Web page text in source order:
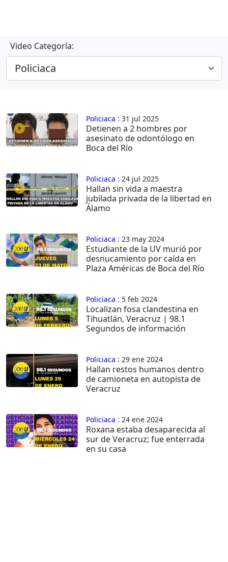
Video Categoría:
Policiaca : 31 jul 2025
Detienen a 2 hombres por
asesinato de odontólogo en
Boca del Río
Policiaca : 24 jul 2025
Hallan sin vida a maestra
jubilada privada de la libertad en
Álamo
Policiaca : 23 may 2024
Estudiante de la UV murió por
desnucamiento por caída en
Plaza Américas de Boca del Río
Policiaca : 5 feb 2024
Localizan fosa clandestina en
Tihuatlán, Veracruz | 98.1
Segundos de información
Policiaca : 29 ene 2024
Hallan restos humanos dentro
de camioneta en autopista de
Veracruz
Policiaca : 24 ene 2024
Roxana estaba desaparecida al
sur de Veracruz; fue enterrada
en su casa